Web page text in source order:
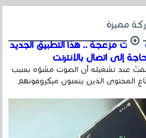
مميزة
مزعجة .. هذا التطبيق الجديد
إلى اتصال بالإنترنت
عند تشغيله أن الصوت مشوّه بسبب
المحتوى الذين ينسون ميكروفونهم